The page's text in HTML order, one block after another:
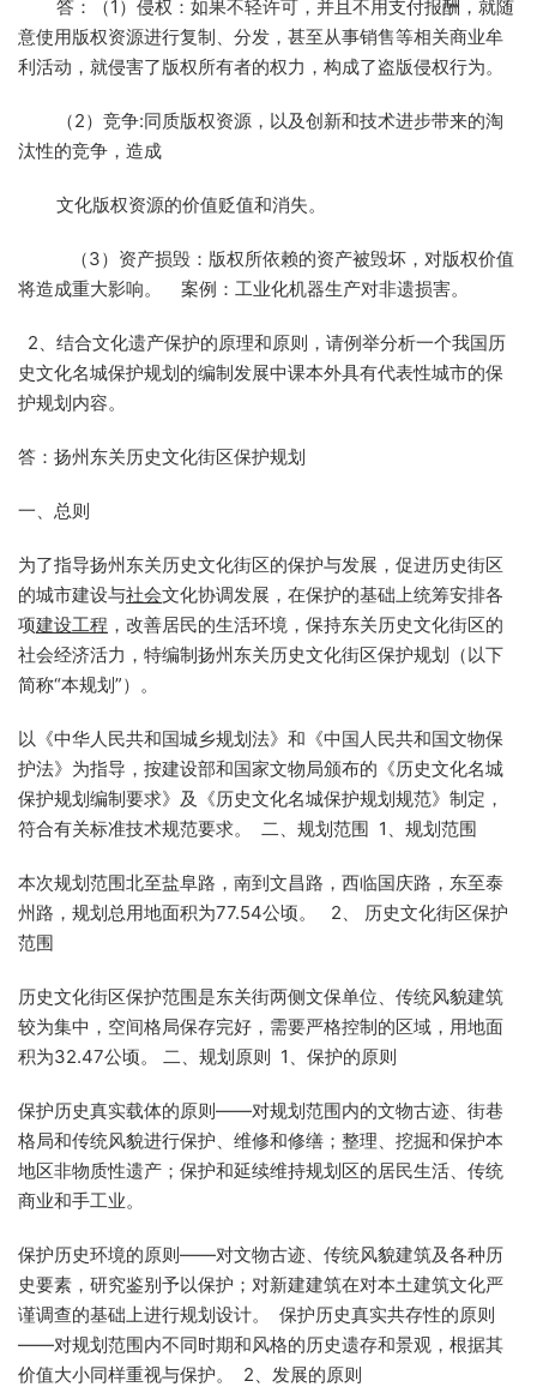
答：（1）侵权：如果不轻许可，并且不用支付报酬，就随
意使用版权资源进行复制、分发，甚至从事销售等相关商业牟
利活动，就侵害了版权所有者的权力，构成了盗版侵权行为。
（2）竞争:同质版权资源，以及创新和技术进步带来的淘
汰性的竞争，造成
文化版权资源的价值贬值和消失。
（3）资产损毁：版权所依赖的资产被毁坏，对版权价值
将造成重大影响。 案例：工业化机器生产对非遗损害。
2、结合文化遗产保护的原理和原则，请例举分析一个我国历
史文化名城保护规划的编制发展中课本外具有代表性城市的保
护规划内容。
答：扬州东关历史文化街区保护规划
一、总则
为了指导扬州东关历史文化街区的保护与发展，促进历史街区
的城市建设与社会文化协调发展，在保护的基础上统筹安排各
项建设工程 ，改善居民的生活环境，保持东关历史文化街区的
社会经济活力，特编制扬州东关历史文化街区保护规划（以下
简称“本规划”）。
以《中华人民共和国城乡规划法》和《中国人民共和国文物保
护法》为指导，按建设部和国家文物局颁布的《历史文化名城
保护规划编制要求》及《历史文化名城保护规划规范》制定，
符合有关标准技术规范要求。 二、规划范围 1、规划范围
本次规划范围北至盐阜路，南到文昌路，西临国庆路，东至泰
州路，规划总用地面积为77.54公顷。 2、 历史文化街区保护
范围
历史文化街区保护范围是东关街两侧文保单位、传统风貌建筑
较为集中，空间格局保存完好，需要严格控制的区域，用地面
积为32.47公顷。 二、规划原则 1、保护的原则
保护历史真实载体的原则——对规划范围内的文物古迹、街巷
格局和传统风貌进行保护、维修和修缮；整理、挖掘和保护本
地区非物质性遗产；保护和延续维持规划区的居民生活、传统
商业和手工业。
保护历史环境的原则——对文物古迹、传统风貌建筑及各种历
史要素，研究鉴别予以保护；对新建建筑在对本土建筑文化严
谨调查的基础上进行规划设计。 保护历史真实共存性的原则
——对规划范围内不同时期和风格的历史遗存和景观，根据其
价值大小同样重视与保护。 2、发展的原则